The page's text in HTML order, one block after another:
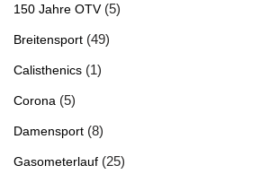
150 Jahre OTV(5)
Breitensport (49)
Calisthenics (1)
Corona (5)
Damensport (8)
Gasometerlauf (25)